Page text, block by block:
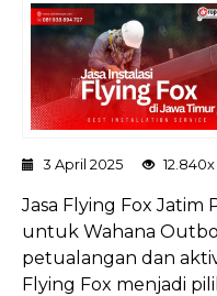
3 April 2025 12.840x
Jasa Flying Fox Jatim
untuk Wahana
petualangan dan
Flying Fox menjadi